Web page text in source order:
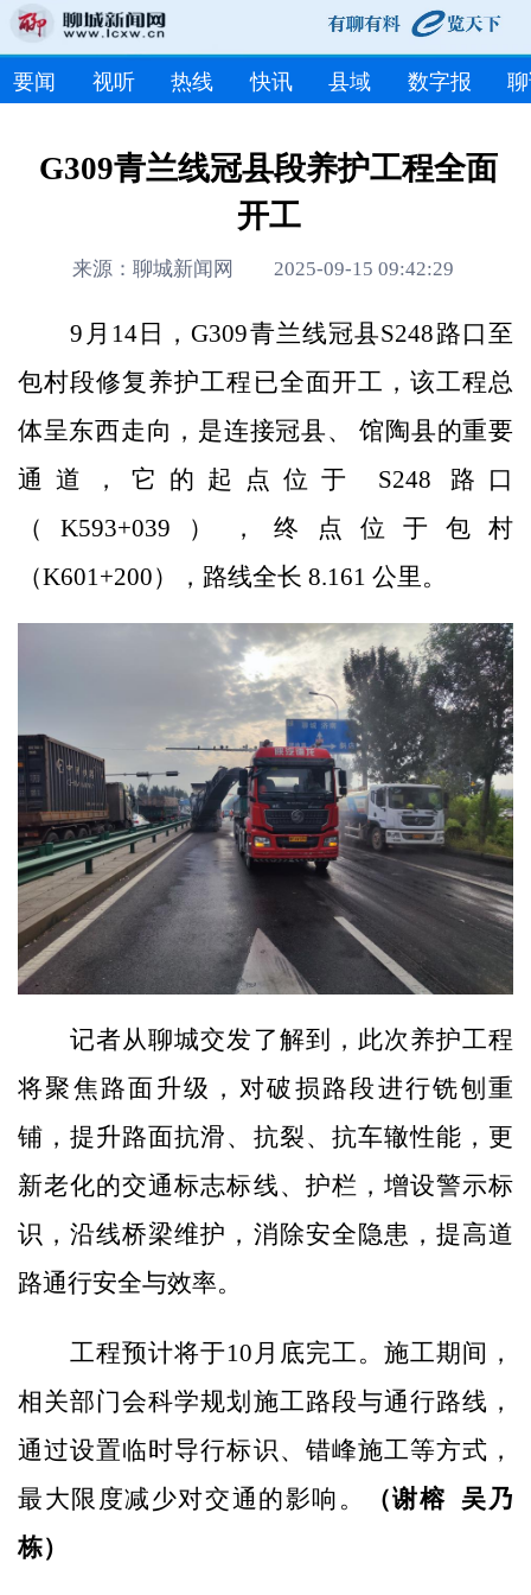
要闻 视听 热线 快讯 县域 数字报
G309青兰线冠县段养护工程全面
开工
来源：聊城新闻网 2025-09-15 09:42:29
9月14日，G309青兰线冠县S248路口至
包村段修复养护工程已全面开工，该工程总
体呈东西走向，是连接冠县、 馆陶县的重要
通道，它的起点位于 S248 路口
（K593+039），终点位于包村
（K601+200），路线全长 8.161 公里。
记者从聊城交发了解到，此次养护工程
将聚焦路面升级，对破损路段进行铣刨重
铺，提升路面抗滑、抗裂、抗车辙性能，更
新老化的交通标志标线、护栏，增设警示标
识，沿线桥梁维护，消除安全隐患，提高道
路通行安全与效率。
工程预计将于10月底完工。施工期间，
相关部门会科学规划施工路段与通行路线，
通过设置临时导行标识、错峰施工等方式，
最大限度减少对交通的影响。
（谢榕 吴乃
栋）